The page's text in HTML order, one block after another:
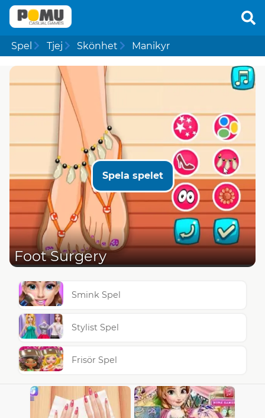
Spel Tjej Skönhet Manikyr
Spela spelet
Foot Surgery
Smink Spel
Stylist Spel
Frisör Spel